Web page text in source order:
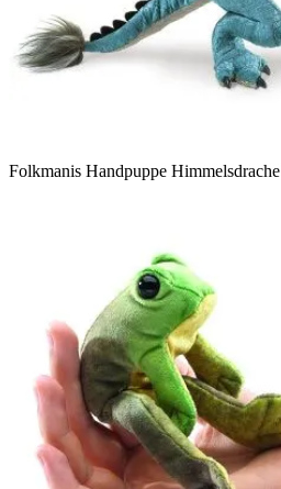
Folkmanis Handpuppe Himmelsdrache